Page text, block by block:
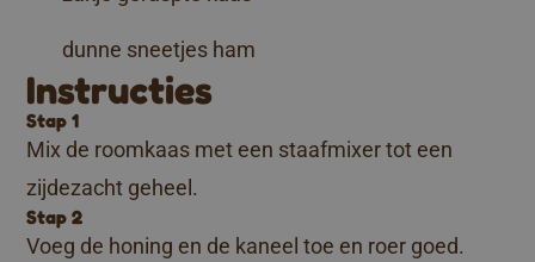
dunne sneetjes ham
Instructies
Stap 1
Mix de roomkaas met een staafmixer tot een
zijdezacht geheel.
Stap 2
Voeg de honing en de kaneel toe en roer goed.